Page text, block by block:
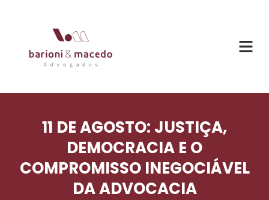
11 DE AGOSTO: JUSTIÇA,
DEMOCRACIA E O
COMPROMISSO INEGOCIÁVEL
DA ADVOCACIA